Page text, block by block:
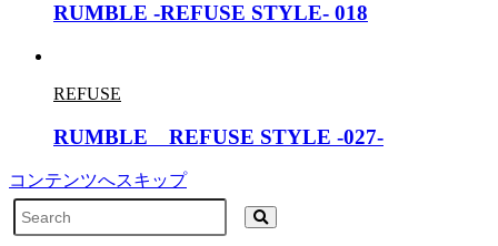
RUMBLE -REFUSE STYLE- 018
REFUSE
RUMBLE REFUSE STYLE -027-
コンテンツへスキップ